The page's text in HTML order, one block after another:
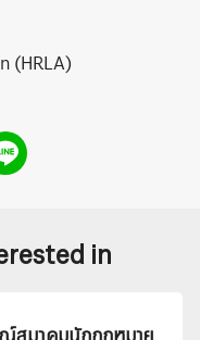
(HRLA)
in